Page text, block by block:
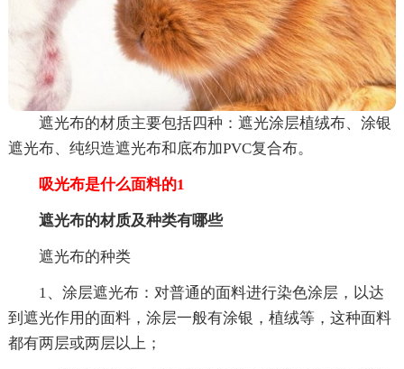
遮光布的材质主要包括四种：遮光涂层植绒布、涂银
遮光布、纯织造遮光布和底布加PVC复合布。
吸光布是什么面料的1
遮光布的材质及种类有哪些
遮光布的种类
1、涂层遮光布：对普通的面料进行染色涂层，以达
到遮光作用的面料，涂层一般有涂银，植绒等，这种面料
都有两层或两层以上；